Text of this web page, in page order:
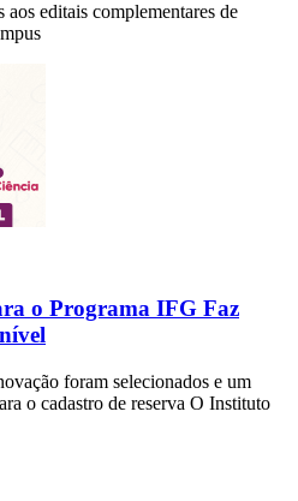
editais complementares de
o Programa IFG Faz
foram selecionados e um
o cadastro de reserva O Instituto